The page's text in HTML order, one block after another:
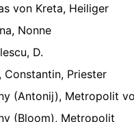
von Kreta, Heiliger
Nonne
D.
Constantin, Priester
(Antonij), Metropolit
(Bloom), Metropolit